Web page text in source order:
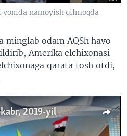
namoyish qilmoqda
minglab odam AQSh havo
Amerika elchixonasi
qarata tosh otdi,
2019-yil